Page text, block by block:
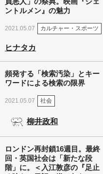
ントルメン』の魅力
2021.05.07 カルチャー・スポーツ
ヒナタカ
頻発する「検索汚染」とキー
ワードによる検索の限界
2021.05.07 社会
柳井政和
ロンドン再封鎖16週目。最終
回・英国社会は「新たな段
階」に。＜入江敦彦の『足止